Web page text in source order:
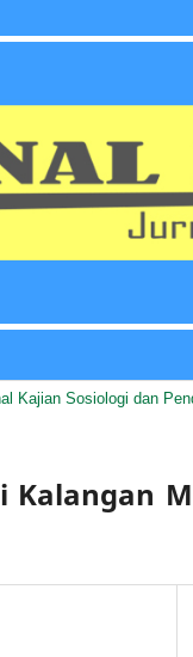
Kajian Sosiologi dan
Kalangan